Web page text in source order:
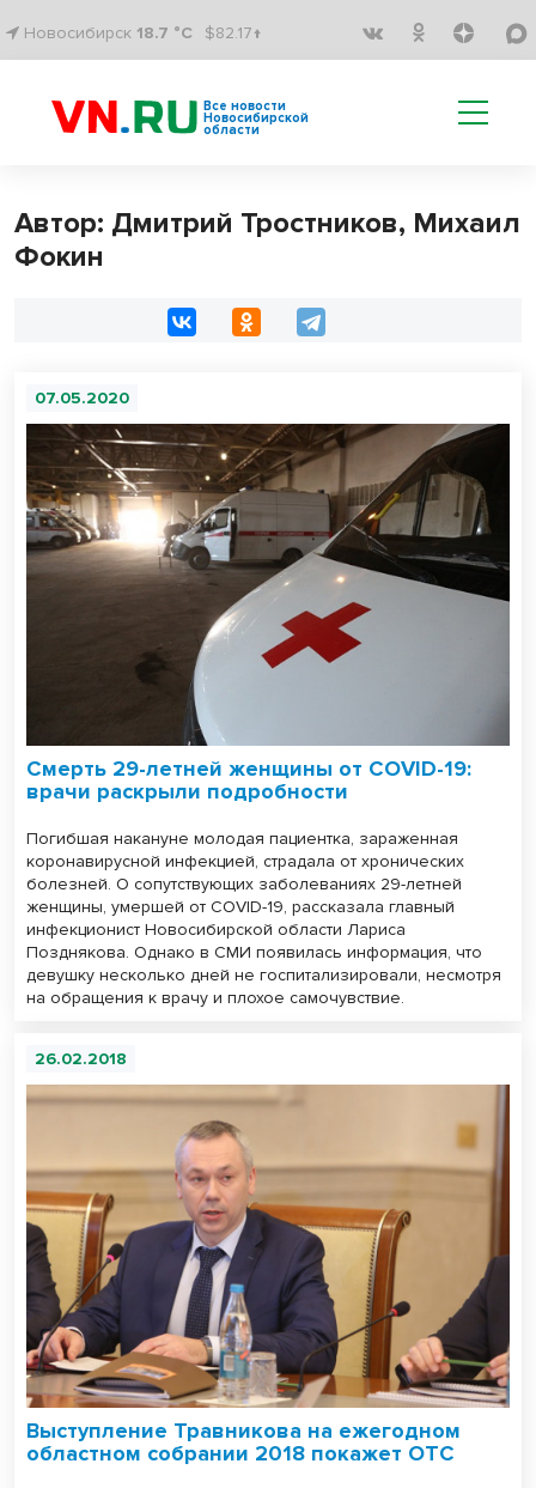
Новосибирск 18.7 °C $82.17↑
Все новости
Новосибирской
области
Автор: Дмитрий Тростников, Михаил
Фокин
07.05.2020
Смерть 29-летней женщины от COVID-19:
врачи раскрыли подробности
Погибшая накануне молодая пациентка, зараженная
коронавирусной инфекцией, страдала от хронических
болезней. О сопутствующих заболеваниях 29-летней
женщины, умершей от COVID-19, рассказала главный
инфекционист Новосибирской области Лариса
Позднякова. Однако в СМИ появилась информация, что
девушку несколько дней не госпитализировали, несмотря
на обращения к врачу и плохое самочувствие.
26.02.2018
Выступление Травникова на ежегодном
областном собрании 2018 покажет ОТС